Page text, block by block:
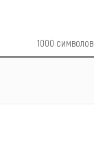
1000 символов